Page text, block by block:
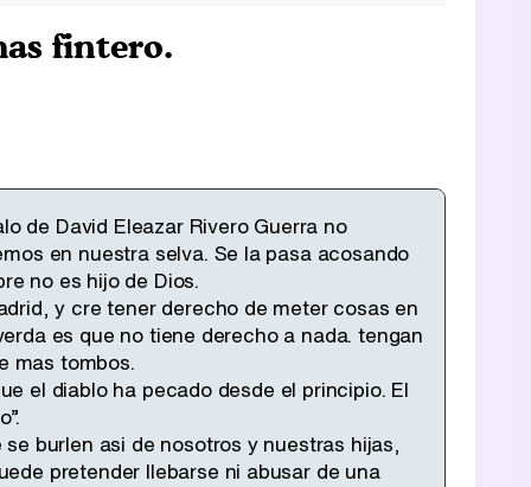
fintero.
de David Eleazar Rivero Guerra no
en nuestra selva. Se la pasa acosando
no es hijo de Dios.
y cre tener derecho de meter cosas en
es que no tiene derecho a nada. tengan
mas tombos.
el diablo ha pecado desde el principio. El
burlen asi de nosotros y nuestras hijas,
pretender llebarse ni abusar de una